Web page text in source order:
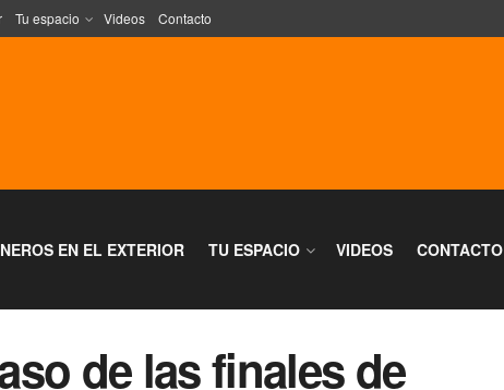
Tu espacio Videos Contacto
EN EL EXTERIOR TU ESPACIO VIDEOS CONTACTO
de las finales de